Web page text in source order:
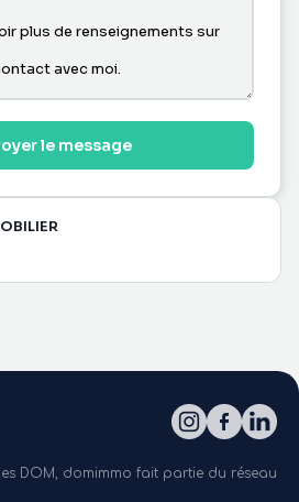
le message
DOM, domimmo fait partie du réseau